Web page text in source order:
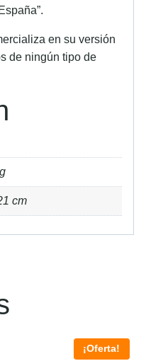
en su versión
de ningún tipo de
cm
¡Oferta!